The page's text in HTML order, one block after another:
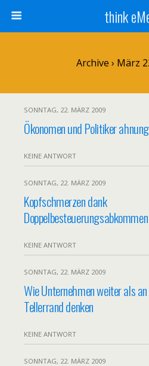
think
Archive › März
SONNTAG, 22. MÄRZ 2009
Ökonomen und Politiker
KEINE ANTWORT
SONNTAG, 22. MÄRZ 2009
Kopfschmerzen dank
Doppelbesteuerungsabkommen
KEINE ANTWORT
SONNTAG, 22. MÄRZ 2009
Wie Unternehmen weiter als
Tellerrand denken
KEINE ANTWORT
SONNTAG, 22. MÄRZ 2009